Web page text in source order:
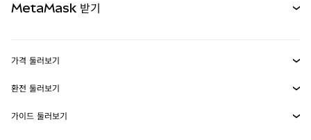
실물자산
MetaMask Connect
Snaps
MetaMask 받기
보안
가격 둘러보기
이더리움 가격
솔라나 가격
환전 둘러보기
ETH를 USD로 환전
가이드 둘러보기